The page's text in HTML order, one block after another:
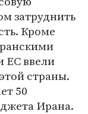
затруднить
Кроме
ввели
страны.
50
Ирана.